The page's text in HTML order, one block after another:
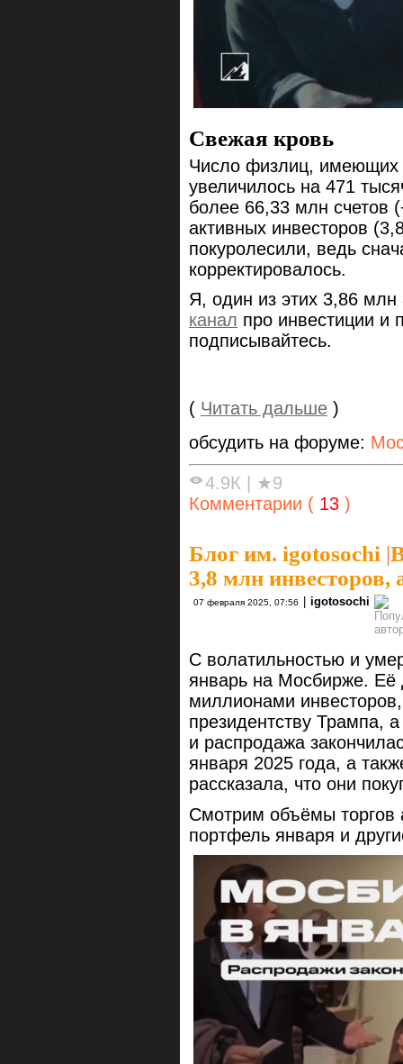
Свежая кровь
Число физлиц, имеющих
увеличилось на 471
более 66,33 млн
активных инвесторов
покуролесили, ведь
корректировалось.
Я, один из этих 3,86
канал про инвестиции и
подписывайтесь.
( Читать дальше )
обсудить на форуме:
4.9К
★9
Комментарии ( 13 )
Блог им. igotosochi |
3,8 млн инвесторов,
07 февраля 2025, 07:56 igotosochi
С волатильностью и
январь на Мосбирже. Её
миллионами
президентству Трампа,
и распродажа
января 2025 года, а
рассказала, что они
Смотрим объёмы торгов
портфель января и